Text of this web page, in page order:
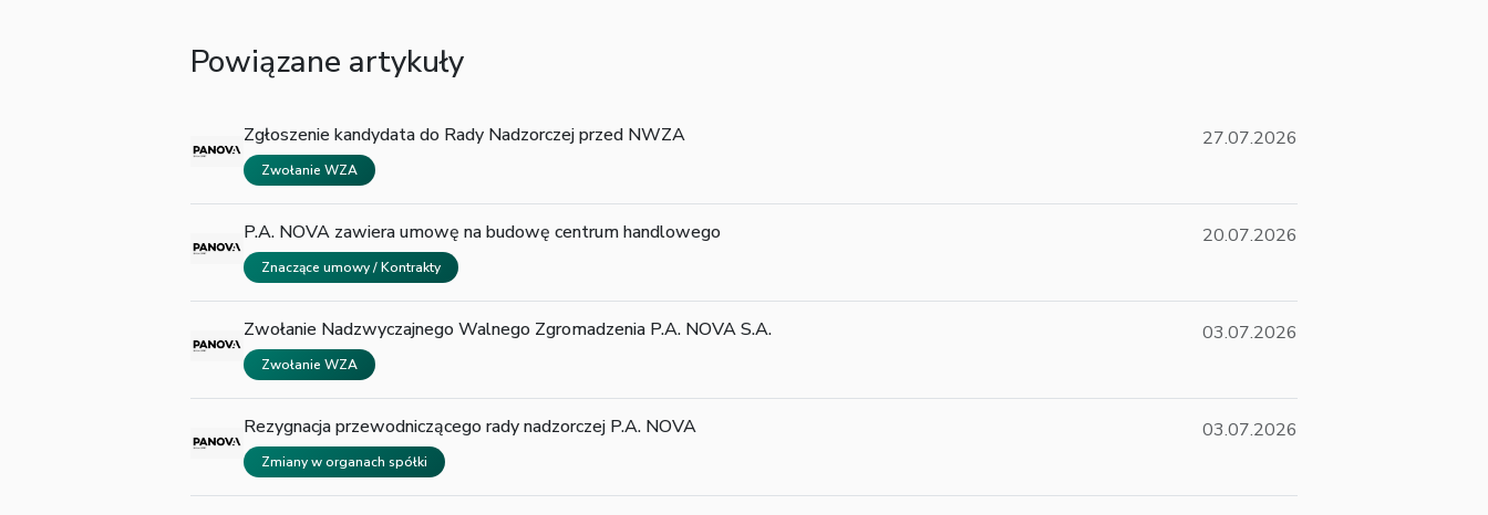
Powiązane artykuły
Zgłoszenie kandydata do Rady Nadzorczej przed NWZA
Zwołanie WZA
27.07.2026
P.A. NOVA zawiera umowę na budowę centrum handlowego
Znaczące umowy / Kontrakty
20.07.2026
Zwołanie Nadzwyczajnego Walnego Zgromadzenia P.A. NOVA S.A.
Zwołanie WZA
03.07.2026
Rezygnacja przewodniczącego rady nadzorczej P.A. NOVA
Zmiany w organach spółki
03.07.2026